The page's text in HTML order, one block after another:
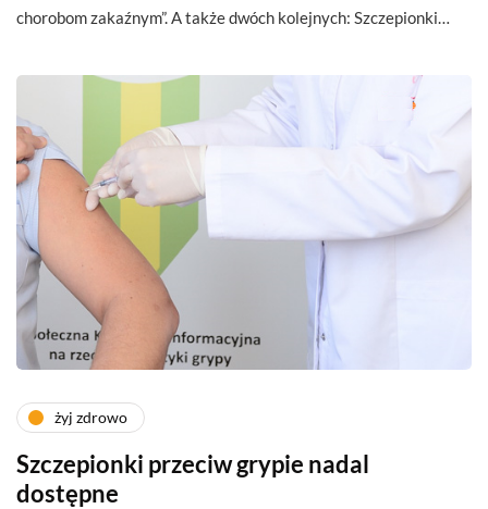
chorobom zakaźnym”. A także dwóch kolejnych: Szczepionki…
żyj zdrowo
Szczepionki przeciw grypie nadal
dostępne